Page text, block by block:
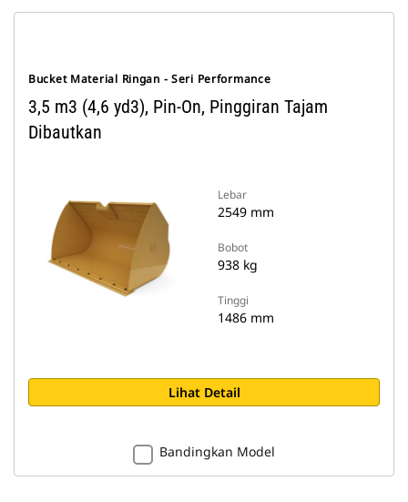
Bucket Material Ringan - Seri Performance
3,5 m3 (4,6 yd3), Pin-On, Pinggiran Tajam
Dibautkan
Lebar
2549 mm
Bobot
938 kg
Tinggi
1486 mm
Lihat Detail
Bandingkan Model